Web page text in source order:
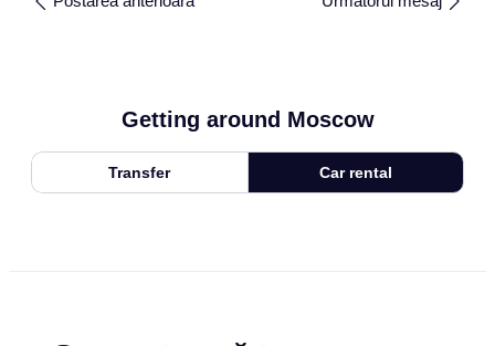
Getting around Moscow
Transfer Car rental